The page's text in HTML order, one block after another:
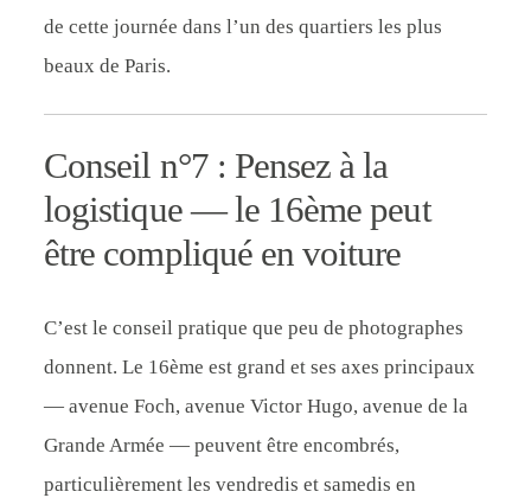
de cette journée dans l’un des quartiers les plus
beaux de Paris.
Conseil n°7 : Pensez à la
logistique — le 16ème peut
être compliqué en voiture
C’est le conseil pratique que peu de photographes
donnent. Le 16ème est grand et ses axes principaux
— avenue Foch, avenue Victor Hugo, avenue de la
Grande Armée — peuvent être encombrés,
particulièrement les vendredis et samedis en